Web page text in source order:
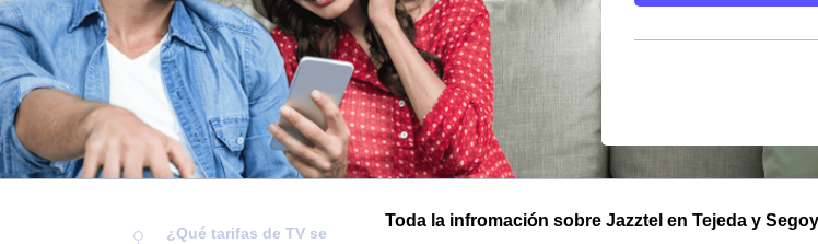
¿Qué tarifas de TV se
Toda la infromación sobre Jazztel en Tejeda y